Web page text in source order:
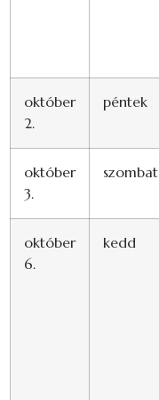
október
2.
péntek
október
3.
szombat
október
6.
kedd